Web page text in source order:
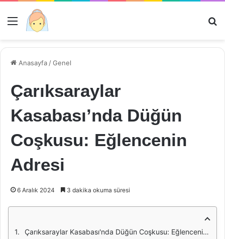
Menü
Anasayfa /Genel
Çarıksaraylar
Kasabası’nda Düğün
Coşkusu: Eğlencenin
Adresi
6 Aralık 2024 3 dakika okuma süresi
Çarıksaraylar Kasabası'nda Düğün Coşkusu: Eğlencenin Adresi